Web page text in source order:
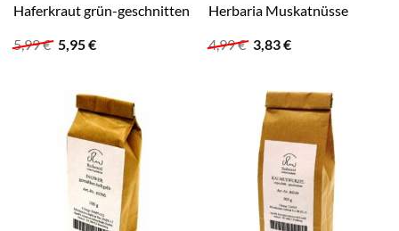
Haferkraut grün-geschnitten
5,99€ Ursprünglicher
Preis
5,95€Aktueller
Herbaria Muskatnüsse
4,99€ Ursprünglicher
Preis
3,83€Aktueller